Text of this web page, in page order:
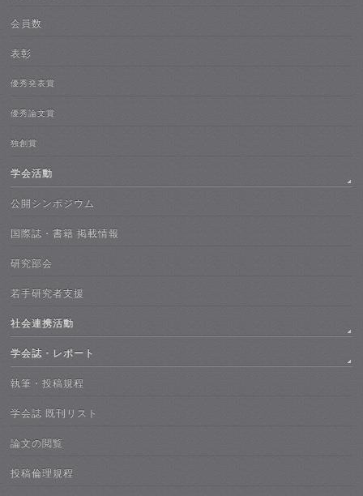
会員数
表彰
優秀発表賞
優秀論文賞
独創賞
学会活動
公開シンポジウム
国際誌・書籍 掲載情報
研究部会
若手研究者支援
社会連携活動
学会誌・レポート
執筆・投稿規程
学会誌 既刊リスト
論文の閲覧
投稿倫理規程